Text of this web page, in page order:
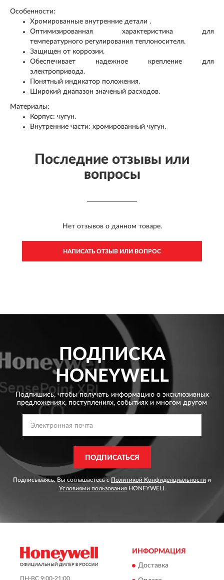
Особенности:
Хромированные внутренние детали .
Оптимизированная характеристика для
температурного регулирования теплоносителя.
Защищен от коррозии.
Обеспечивает надежное крепление для
электропривода.
Понятный индикатор положения.
Широкий диапазон значеный расходов.
Материалы:
Корпус: чугун.
Внутренние части: хромированный чугун.
Последние отзывы или
вопросы
Нет отзывов о данном товаре.
НАПИСАТЬ ОТЗЫВ ИЛИ ВОПРОС
ПОДПИСКА
HONEYWELL
Подпишись, чтобы получать информацию о эксклюзивных
предложениях, поступлениях, событиях и многом другом
ПОДПИСАТЬСЯ
Подписываясь, Вы соглашаетесь с Политикой Конфиденциальности и
Условиями пользованияHONEYWELL
ПН-ВС 9:00-21:00
ИНФОРМАЦИЯ
Доставка